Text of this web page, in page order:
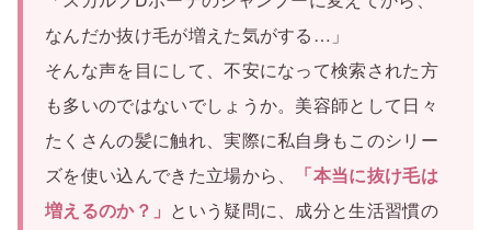
なんだか抜け毛が増えた気がする…」
そんな声を目にして、不安になって検索された方
も多いのではないでしょうか。美容師として日々
たくさんの髪に触れ、実際に私自身もこのシリー
ズを使い込んできた立場から、
「本当に抜け毛は
増えるのか？」 という疑問に、成分と生活習慣の